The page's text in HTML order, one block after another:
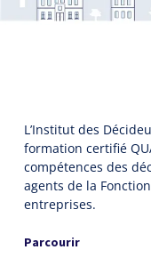
L’Institut des
formation certifié
compétences des
agents de la
entreprises.
Parcourir